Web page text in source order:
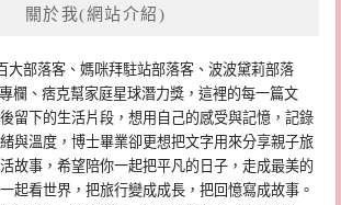
關於我(網站介紹)
大部落客、媽咪拜駐站部落客、波波黛莉部落
欄、痞克幫家庭星球潛力獎，這裡的每一篇文
留下的生活片段，想用自己的感受與記憶，記錄
與溫度，博士畢業卻更想把文字用來分享親子旅
故事，希望陪你一起把平凡的日子，走成最美的
起看世界，把旅行變成成長，把回憶寫成故事。